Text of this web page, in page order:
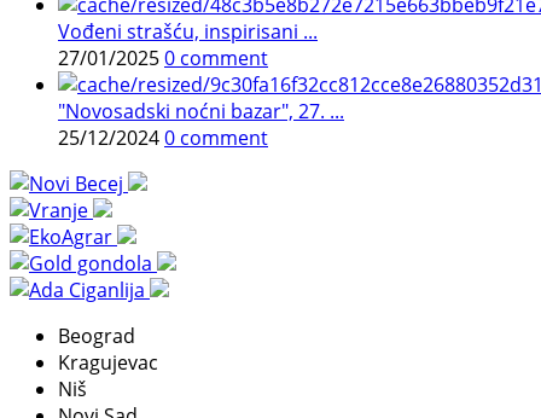
Vođeni strašću, inspirisani ...
27/01/20250 comment
"Novosadski noćni bazar", 27. ...
25/12/20240 comment
Beograd
Kragujevac
Niš